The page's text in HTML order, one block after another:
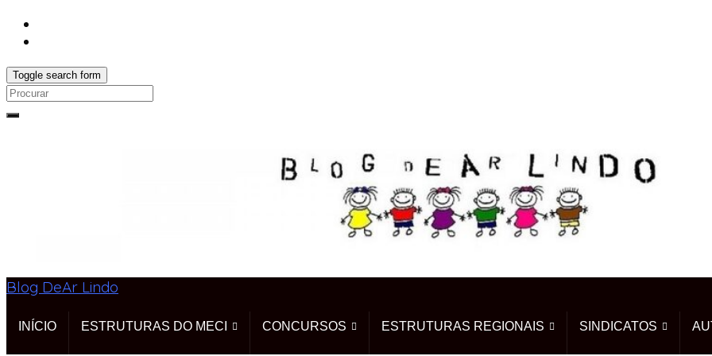
Toggle search form
Search
Blog DeAr Lindo
INÍCIO ESTRUTURAS DO MECI CONCURSOS ESTRUTURAS REGIONAIS SINDICATOS